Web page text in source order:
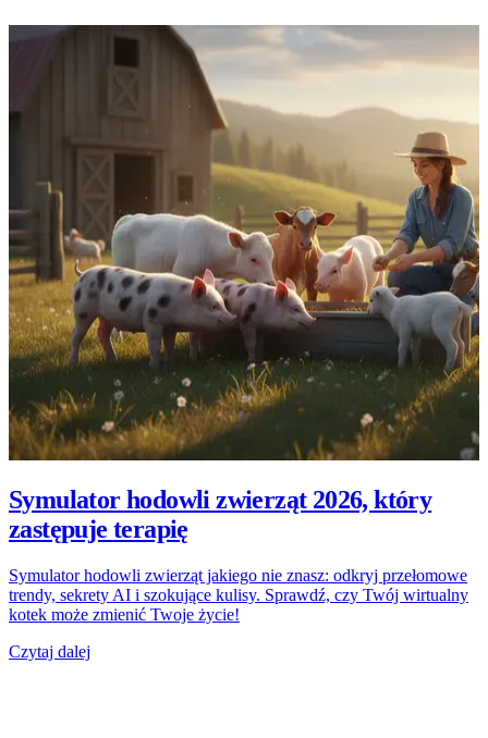
Symulator hodowli zwierząt 2026, który
zastępuje terapię
Symulator hodowli zwierząt jakiego nie znasz: odkryj przełomowe
trendy, sekrety AI i szokujące kulisy. Sprawdź, czy Twój wirtualny
kotek może zmienić Twoje życie!
Czytaj dalej